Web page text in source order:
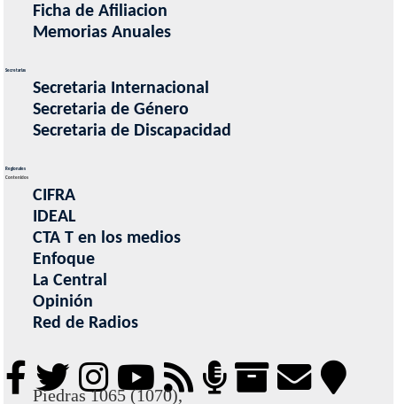
Ficha de Afiliacion
Memorias Anuales
Secretarias
Secretaria Internacional
Secretaria de Género
Secretaria de Discapacidad
Regionales
Contenidos
CIFRA
IDEAL
CTA T en los medios
Enfoque
La Central
Opinión
Red de Radios
Piedras 1065 (1070),